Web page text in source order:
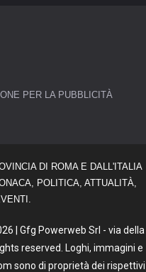
PER LA PUBBLICITÀ
DI ROMA E DALL'ITALIA
POLITICA, ATTUALITÀ,
| Gfg Powerweb Srl - via della
reserved. Loghi, immagini e
sono di proprietà dei rispettivi